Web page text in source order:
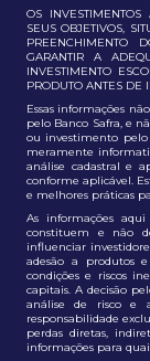
OS
SEUS OBJETIVOS,
PREENCHIMENTO
GARANTIR A
INVESTIMENTO
PRODUTO ANTES DE
Essas informações
pelo Banco Safra, e
ou investimento pelo
meramente
análise cadastral e
conforme aplicável.
e melhores práticas
As informações
constituem e não
influenciar
adesão a produtos
condições e riscos
capitais. A decisão
análise de risco e
responsabilidade
perdas diretas,
informações para